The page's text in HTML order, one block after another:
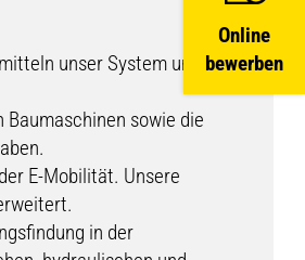
unser System und
sowie die
E-Mobilität. Unsere
in der
Online
bewerben